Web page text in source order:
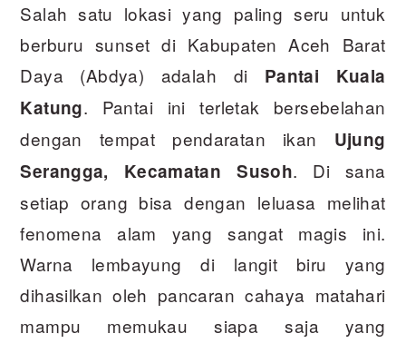
Salah satu lokasi yang paling seru untuk
berburu sunset di Kabupaten Aceh Barat
Daya (Abdya) adalah di Pantai Kuala
Katung. Pantai ini terletak bersebelahan
dengan tempat pendaratan ikan Ujung
Serangga, Kecamatan Susoh. Di sana
setiap orang bisa dengan leluasa melihat
fenomena alam yang sangat magis ini.
Warna lembayung di langit biru yang
dihasilkan oleh pancaran cahaya matahari
mampu memukau siapa saja yang